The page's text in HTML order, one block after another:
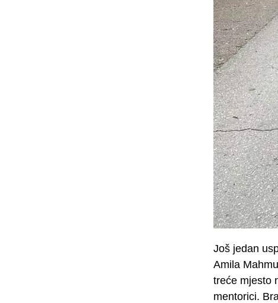
Još jedan
Amila
treće mjesto
mentorici.